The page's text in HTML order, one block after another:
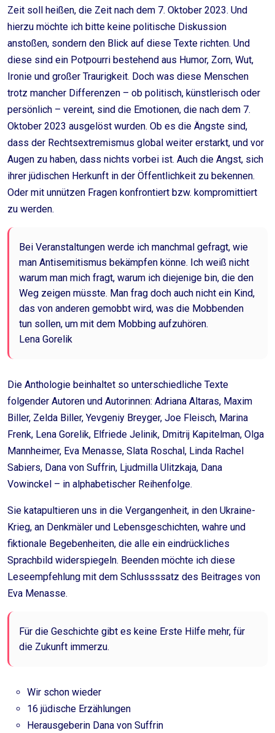
Zeit soll heißen, die Zeit nach dem 7. Oktober 2023. Und
hierzu möchte ich bitte keine politische Diskussion
anstoßen, sondern den Blick auf diese Texte richten. Und
diese sind ein Potpourri bestehend aus Humor, Zorn, Wut,
Ironie und großer Traurigkeit. Doch was diese Menschen
trotz mancher Differenzen – ob politisch, künstlerisch oder
persönlich – vereint, sind die Emotionen, die nach dem 7.
Oktober 2023 ausgelöst wurden. Ob es die Ängste sind,
dass der Rechtsextremismus global weiter erstarkt, und vor
Augen zu haben, dass nichts vorbei ist. Auch die Angst, sich
ihrer jüdischen Herkunft in der Öffentlichkeit zu bekennen.
Oder mit unnützen Fragen konfrontiert bzw. kompromittiert
zu werden.
Bei Veranstaltungen werde ich manchmal gefragt, wie
man Antisemitismus bekämpfen könne. Ich weiß nicht
warum man mich fragt, warum ich diejenige bin, die den
Weg zeigen müsste. Man frag doch auch nicht ein Kind,
das von anderen gemobbt wird, was die Mobbenden
tun sollen, um mit dem Mobbing aufzuhören.
Lena Gorelik
Die Anthologie beinhaltet so unterschiedliche Texte
folgender Autoren und Autorinnen: Adriana Altaras, Maxim
Biller, Zelda Biller, Yevgeniy Breyger, Joe Fleisch, Marina
Frenk, Lena Gorelik, Elfriede Jelinik, Dmitrij Kapitelman, Olga
Mannheimer, Eva Menasse, Slata Roschal, Linda Rachel
Sabiers, Dana von Suffrin, Ljudmilla Ulitzkaja, Dana
Vowinckel – in alphabetischer Reihenfolge.
Sie katapultieren uns in die Vergangenheit, in den Ukraine-
Krieg, an Denkmäler und Lebensgeschichten, wahre und
fiktionale Begebenheiten, die alle ein eindrückliches
Sprachbild widerspiegeln. Beenden möchte ich diese
Leseempfehlung mit dem Schlussssatz des Beitrages von
Eva Menasse.
Für die Geschichte gibt es keine Erste Hilfe mehr, für
die Zukunft immerzu.
Wir schon wieder
16 jüdische Erzählungen
Herausgeberin Dana von Suffrin